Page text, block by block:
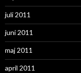
juli 2011
juni 2011
maj 2011
april 2011